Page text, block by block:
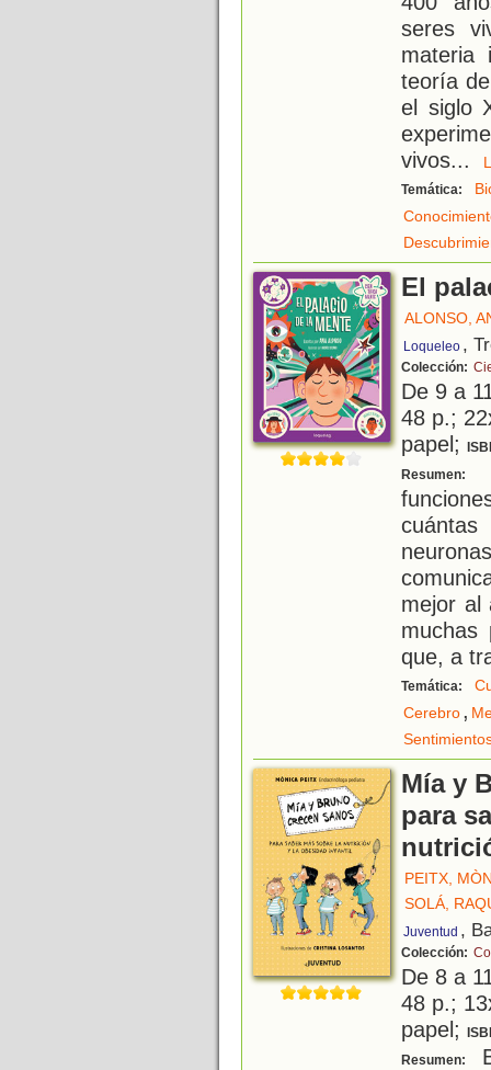
seres
materia
teoría
el siglo
vivos...
Temática:
El
ALONSO,
Loqueleo ,
Colección:
De 9 a
48 p.;
papel;
Resumen:
mejor al
muchas
que, a
Temática:
Cerebro,
Mía y
para
PEITX,
SOLÁ,
Juventud ,
Colección:
De 8 a
48 p.;
papel;
Resumen: